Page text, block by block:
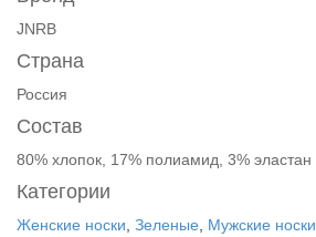
JNRB
Страна
Россия
Состав
80% хлопок, 17% полиамид, 3% эластан
Категории
Женские носки Зеленые Мужские носки